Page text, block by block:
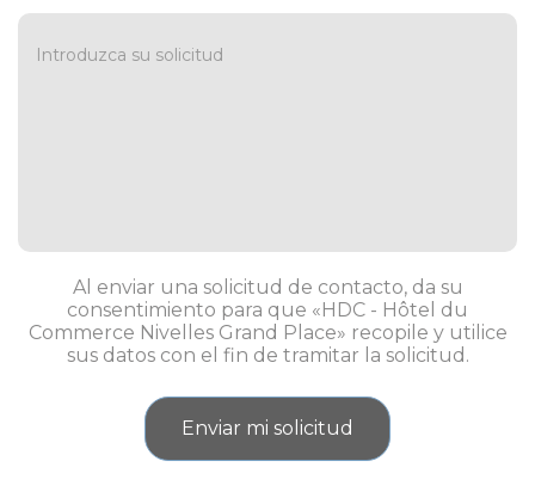
Al enviar una solicitud de contacto, da su
consentimiento para que «HDC - Hôtel du
Commerce Nivelles Grand Place» recopile y utilice
sus datos con el fin de tramitar la solicitud.